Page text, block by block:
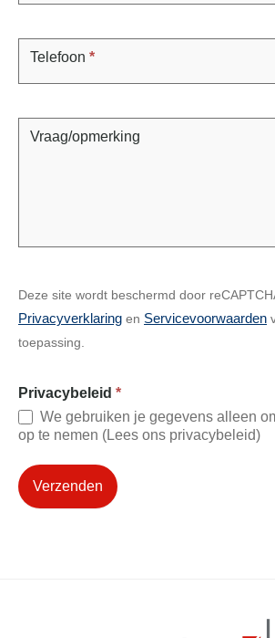
Telefoon *
Vraag/opmerking
Deze site wordt beschermd door
Privacyverklaring en Servicevoorwaarden
toepassing.
Privacybeleid *
We gebruiken je gegevens alleen
op te nemen (Lees ons privacybeleid)
Verzenden